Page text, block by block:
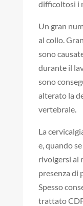
difficoltosi i
Un gran
al collo.
sono
durante il
sono
alterato la
vertebrale.
La
e, quando
rivolgersi al
presenza di
Spesso
trattato